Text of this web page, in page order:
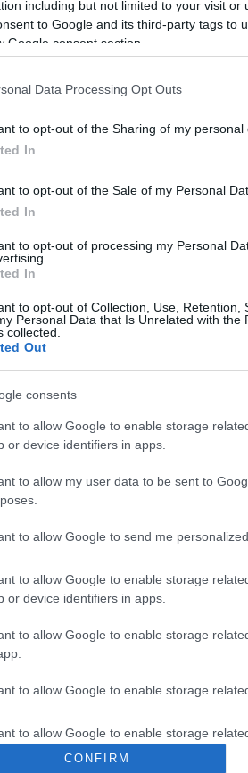
including but not limited to your visit
to Google and its third-party tags to
Google consent section.
Data Processing Opt Outs
to opt-out of the Sharing of my personal
In
to opt-out of the Sale of my Personal
In
to opt-out of processing my Personal
In
to opt-out of Collection, Use, Retention,
Personal Data that Is Unrelated with the
collected.
Out
consents
to allow Google to enable storage
or device identifiers in apps.
to allow my user data to be sent to
to allow Google to send me
to allow Google to enable storage
or device identifiers in apps.
to allow Google to enable storage
to allow Google to enable storage
to allow Google to enable storage
functionality and fraud
CONFIRM
meghalt Molnár Marika,
édesanyja.
között legyen a Google-
#ELHUNYT # HALÁL #ÉDESANYA